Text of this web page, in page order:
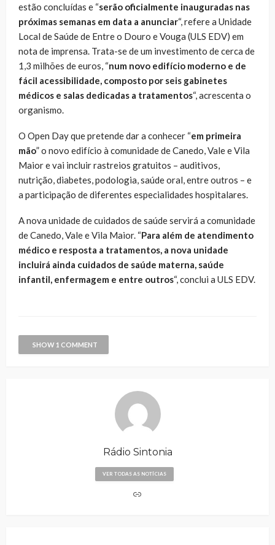
estão concluídas e “serão oficialmente inauguradas nas
próximas semanas em data a anunciar“, refere a Unidade
Local de Saúde de Entre o Douro e Vouga (ULS EDV) em
nota de imprensa. Trata-se de um investimento de cerca de
1,3 milhões de euros, “num novo edifício moderno e de
fácil acessibilidade, composto por seis gabinetes
médicos e salas dedicadas a tratamentos“, acrescenta o
organismo.
O Open Day que pretende dar a conhecer “em primeira
mão” o novo edifício à comunidade de Canedo, Vale e Vila
Maior e vai incluir rastreios gratuitos – auditivos,
nutrição, diabetes, podologia, saúde oral, entre outros – e
a participação de diferentes especialidades hospitalares.
A nova unidade de cuidados de saúde servirá a comunidade
de Canedo, Vale e Vila Maior. “Para além de atendimento
médico e resposta a tratamentos, a nova unidade
incluirá ainda cuidados de saúde materna, saúde
infantil, enfermagem e entre outros“, conclui a ULS EDV.
SHOW 1 COMMENT
Rádio Sintonia
VER TODAS AS NOTÍCIAS